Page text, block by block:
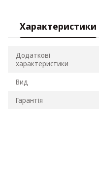
Характеристики
Додаткові
характеристики
Вид
Гарантія